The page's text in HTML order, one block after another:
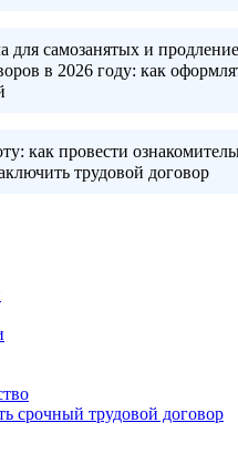
для самозанятых и продление
в 2026 году: как
как провести
трудовой договор
срочный трудовой договор